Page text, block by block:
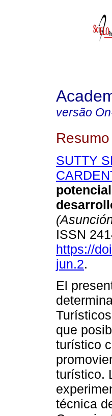
versão
Resumo
SUTTY
ISSN
https://
jun.2.
El
que
turístico
turístico.
técnica